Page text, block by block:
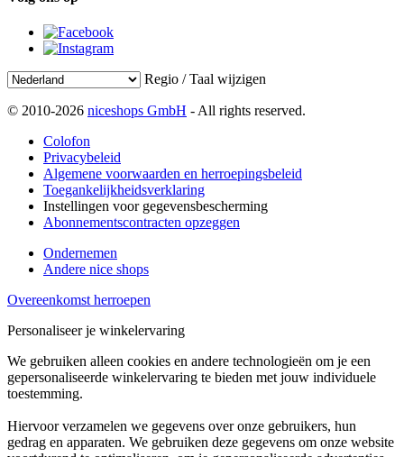
Regio / Taal wijzigen
© 2010-2026 niceshops GmbH - All rights reserved.
Colofon
Privacybeleid
Algemene voorwaarden en herroepingsbeleid
Toegankelijkheidsverklaring
Instellingen voor gegevensbescherming
Abonnementscontracten opzeggen
Ondernemen
Andere nice shops
Overeenkomst herroepen
Personaliseer je winkelervaring
We gebruiken alleen cookies en andere technologieën om je een
gepersonaliseerde winkelervaring te bieden met jouw individuele
toestemming.
Hiervoor verzamelen we gegevens over onze gebruikers, hun
gedrag en apparaten. We gebruiken deze gegevens om onze website